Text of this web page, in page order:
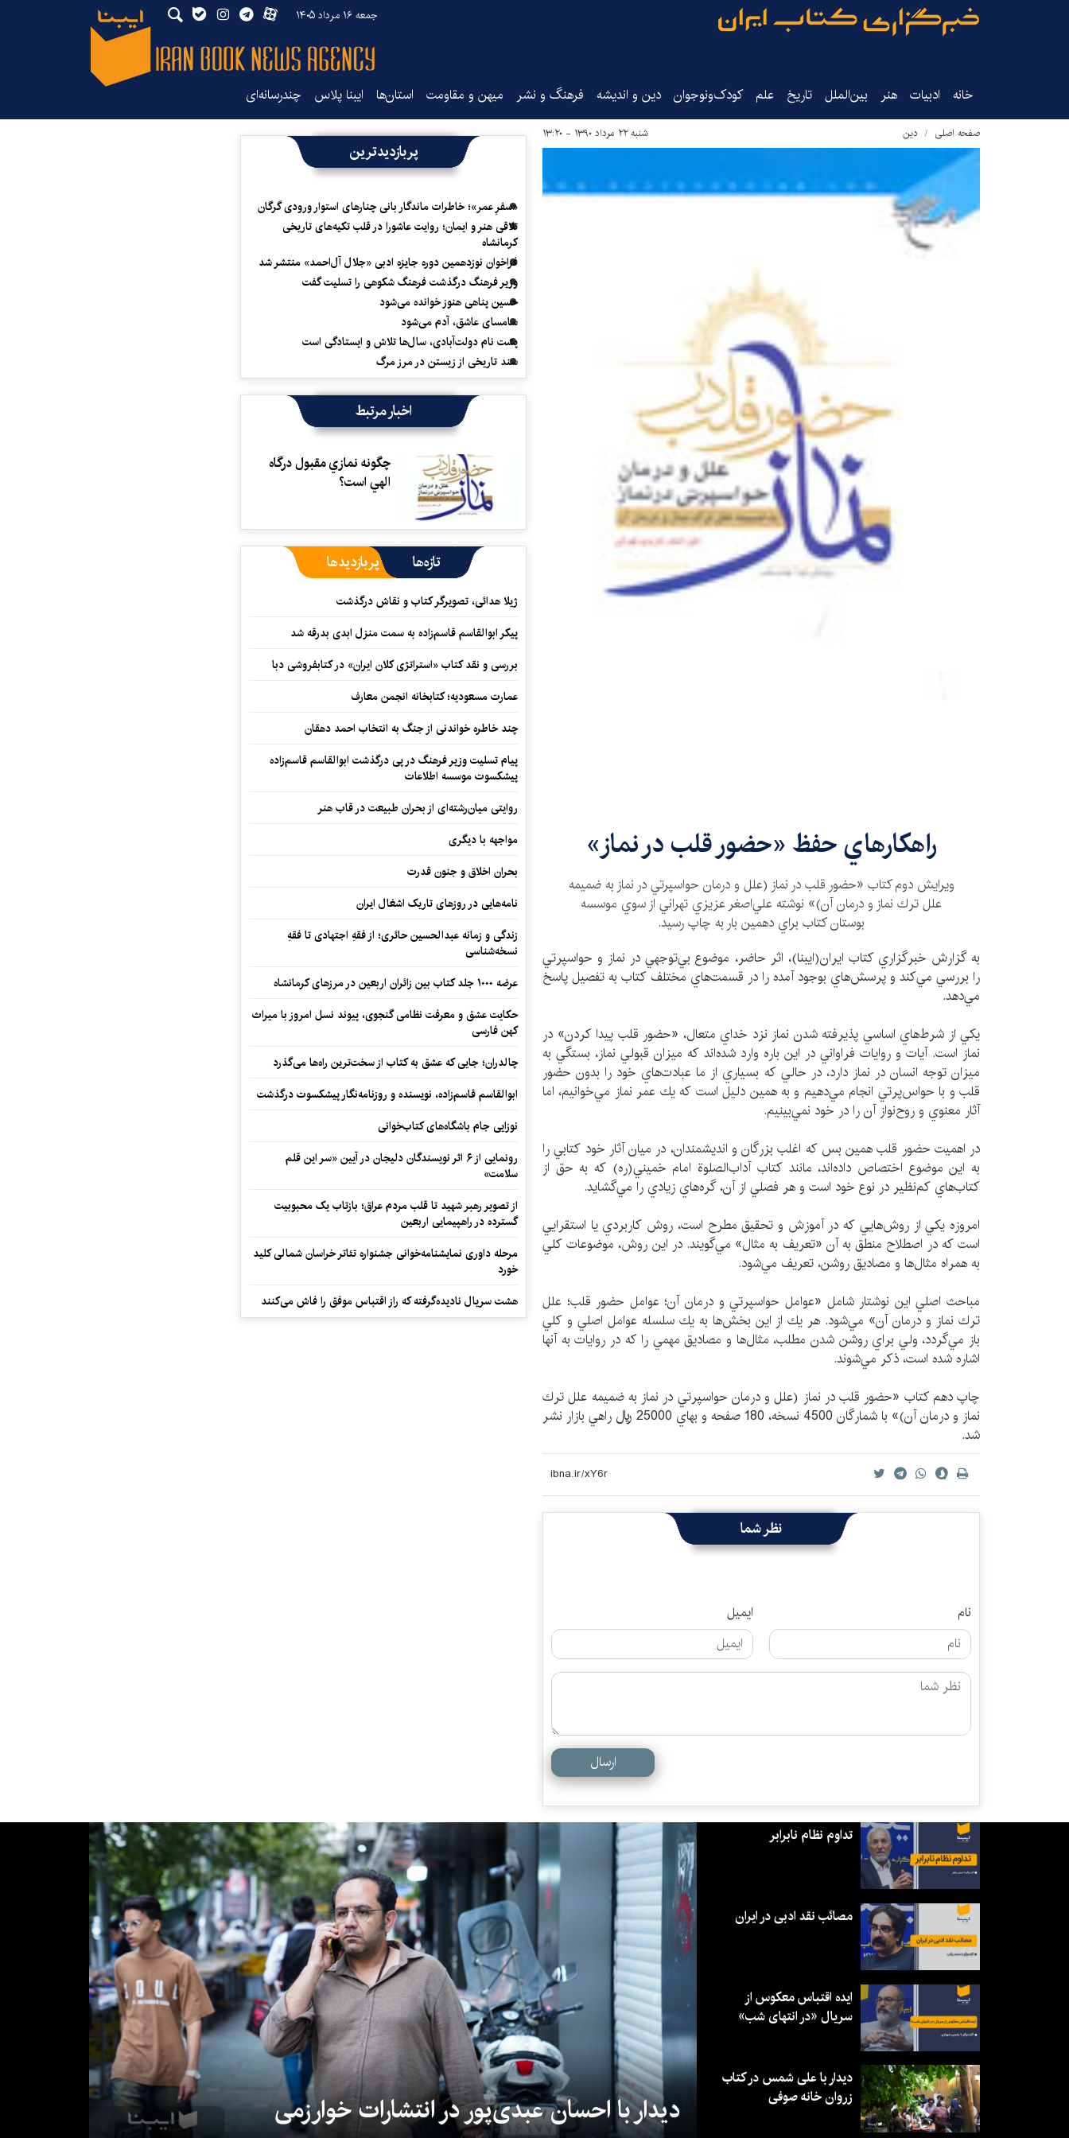
جمعه ۱۶ مرداد ۱۴۰۵
خانه ادبیات هنر بین‌الملل تاریخ‌ علم کودک‌ونوجوان دین و اندیشه فرهنگ و نشر میهن و مقاومت استان‌ها ایبنا پلاس چندرسانه‌ای
صفحه اصلی دین‌ شنبه ۲۲ مرداد ۱۳۹۰ - ۱۳:۲۰
راهكارهاي حفظ «حضور قلب در نماز»
ويرايش دوم کتاب «حضور قلب در نماز (علل و درمان حواسپرتي در نماز به ضميمه
علل ترك نماز و درمان آن)» نوشته علي‌اصغر‌ عزيزي تهراني از سوي موسسه
بوستان كتاب براي دهمين بار به چاپ رسيد.
به گزارش خبرگزاري کتاب ايران(ايبنا)، اثر حاضر، موضوع بي‌توجهي در نماز و حواسپرتي
را بررسي مي‌كند و پرسش‌هاي بوجود آمده را در قسمت‌هاي مختلف كتاب به تفصيل پاسخ
مي‌دهد.
يكي از شرط‌هاي اساسي پذيرفته شدن نماز نزد خداي متعال، «حضور قلب پيدا كردن» در
نماز است. آيات و روايات فراواني در اين باره وارد شده‌اند كه ميزان قبولي نماز، بستگي به
ميزان توجه انسان در نماز دارد، در حالي كه بسياري از ما عبادت‌هاي خود را بدون حضور
قلب و با حواس‌پرتي انجام مي‌دهيم و به همين دليل است كه يك عمر نماز مي‌خوانيم، اما
آثار معنوي و روح‌نواز آن را در خود نمي‌بينيم.
در اهميت حضور قلب همين بس كه اغلب بزرگان و انديشمندان، در ميان آثار خود كتابي را
به اين موضوع اختصاص داده‌اند، مانند كتاب آداب‌الصلوة امام خميني(ره) كه به حق از
كتاب‌هاي كم‌نظير در نوع خود است و هر فصلي از آن، گره‌هاي زيادي را مي‌گشايد.
امروزه يكي از روش‌هايي كه در آموزش و تحقيق مطرح است، روش كاربردي يا استقرايي
است كه در اصطلاح منطق به آن «تعريف به مثال» مي‌گويند. در اين روش، موضوعات كلي
به همراه مثال‌ها و مصاديق روشن، تعريف مي‌شود.
مباحث اصلي اين نوشتار شامل «عوامل حواسپرتي و درمان آن؛ عوامل حضور قلب؛ علل
ترك نماز و درمان آن» مي‌شود. هر يك از اين بخش‌ها به يك سلسله عوامل اصلي و كلي
باز مي‌گردد، ولي براي روشن شدن مطلب، مثال‌ها و مصاديق مهمي را كه در روايات به آنها
اشاره شده است، ذكر مي‌شوند.
چاپ دهم کتاب «حضور قلب در نماز (علل و درمان حواسپرتي در نماز به ضميمه علل ترك
نماز و درمان آن)» با شمارگان 4500 نسخه، 180 صفحه و بهاي 25000 ريال راهي بازار نشر
شد.
نظر شما
نام ایمیل
ارسال
پربازدیدترین
«سفرِ عمر»؛ خاطرات ماندگار بانی چنارهای استوار ورودی گرگان
تلاقی هنر و ایمان؛ روایت عاشورا در قلب تکیه‌های تاریخی
کرمانشاه
فراخوان نوزدهمین دوره جایزه ادبی «جلال آل‌احمد» منتشر شد
وزیر فرهنگ درگذشت فرهنگ شکوهی را تسلیت گفت
حسین پناهی هنوز خوانده می‌شود
سامسای عاشق، آدم می‌شود
پشت نام دولت‌آبادی، سال‌ها تلاش و ایستادگی است
سند تاریخی از زیستن در مرز مرگ
اخبار مرتبط
چگونه نمازي مقبول درگاه
الهي است؟
تازه‌ها پربازدیدها
ژیلا هدائی، تصویرگر کتاب و نقاش درگذشت
پیکر ابوالقاسم قاسم‌زاده به سمت منزل ابدی بدرقه شد
بررسی و نقد کتاب «استراتژی کلان ایران» در کتابفروشی دبا
عمارت مسعودیه؛ کتابخانه انجمن معارف
چند خاطره خواندنی از جنگ به انتخاب احمد دهقان
پیام تسلیت وزیر فرهنگ در پی درگذشت ابوالقاسم قاسم‌زاده
پیشکسوت موسسه اطلاعات
روایتی میان‌رشته‌ای از بحران طبیعت در قاب هنر
مواجهه با دیگری
بحران اخلاق و جنون قدرت
نامه‌هایی در روزهای تاریک اشغال ایران
زندگی و زمانه عبدالحسین حائری؛ از فقهِ اجتهادی تا فقهِ
نسخه‌شناسی
عرضه ۱۰۰۰ جلد کتاب بین زائران اربعین در مرزهای کرمانشاه
حکایت عشق و معرفت نظامی گنجوی، پیوند نسل امروز با میراث
کهن فارسی
چالدران؛ جایی که عشق به کتاب از سخت‌ترین راه‌ها می‌گذرد
ابوالقاسم قاسم‌زاده، نویسنده و روزنامه‌نگار پیشکسوت درگذشت
نوزایی جام باشگاه‌های کتاب‌خوانی
رونمایی از ۶ اثر نویسندگان دلیجان در آیین «سر این قلم
سلامت»
از تصویر رهبر شهید تا قلب مردم عراق؛ بازتاب یک محبوبیت
گسترده در راهپیمایی اربعین
مرحله داوری نمایشنامه‌خوانی جشنواره تئاتر خراسان شمالی کلید
خورد
هشت سریال نادیده‌گرفته که راز اقتباس موفق را فاش می‌کنند
دیدار با احسان عبدی‌پور در انتشارات خوارزمی
تداوم نظام نابرابر
مصائب نقد ادبی در ایران
ایده اقتباس معکوس از
سریال «در انتهای شب»
دیدار با علی شمس در کتاب
زروان خانه صوفی